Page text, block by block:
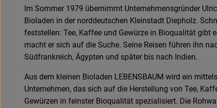
Im Sommer 1979 übernimmt Unternehmensgründer
Bioladen in der norddeutschen Kleinstadt Diepholz.
feststellen: Tee, Kaffee und Gewürze in Bioqualität gibt
macht er sich auf die Suche. Seine Reisen führen ihn
Südfrankreich, Ägypten und später bis nach Indien.
Aus dem kleinen Bioladen LEBENSBAUM wird ein
Unternehmen, das sich auf die Herstellung von Tee,
Gewürzen in feinster Bioqualität spezialisiert. Die